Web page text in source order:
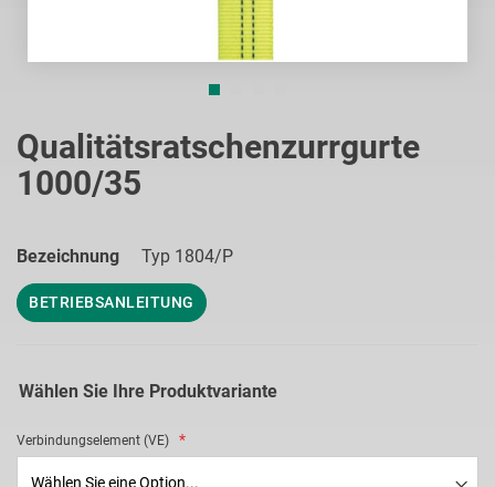
Qualitätsratschenzurrgurte
1000/35
Bezeichnung Typ 1804/P
BETRIEBSANLEITUNG
Wählen Sie Ihre Produktvariante
Verbindungselement (VE)
Anfang
der
Bildgalerie